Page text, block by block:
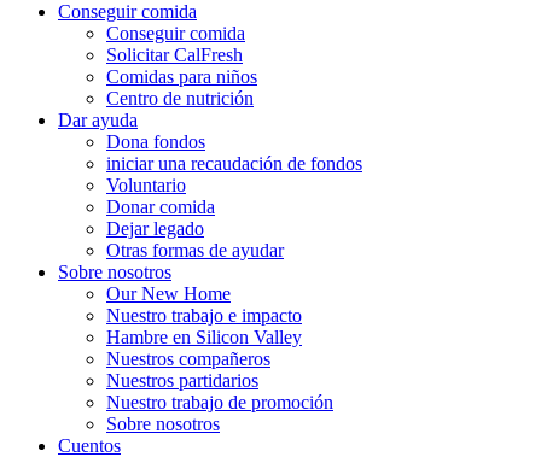
Conseguir comida
Conseguir comida
Solicitar CalFresh
Comidas para niños
Centro de nutrición
Dar ayuda
Dona fondos
iniciar una recaudación de fondos
Voluntario
Donar comida
Dejar legado
Otras formas de ayudar
Sobre nosotros
Our New Home
Nuestro trabajo e impacto
Hambre en Silicon Valley
Nuestros compañeros
Nuestros partidarios
Nuestro trabajo de promoción
Sobre nosotros
Cuentos